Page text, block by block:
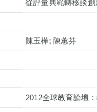
從評量典範轉移談
陳玉樺; 陳蕙芬
2012全球教育論壇